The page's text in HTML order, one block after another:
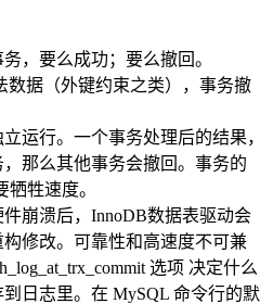
，要么成功；要么撤回。
数据（外键约束之类），事务撤
运行。一个事务处理后的结果，
那么其他事务会撤回。事务的
牺牲速度。
崩溃后，InnoDB数据表驱动会
修改。可靠性和高速度不可兼
选项 决定什么
日志里。在 MySQL 命令行的默